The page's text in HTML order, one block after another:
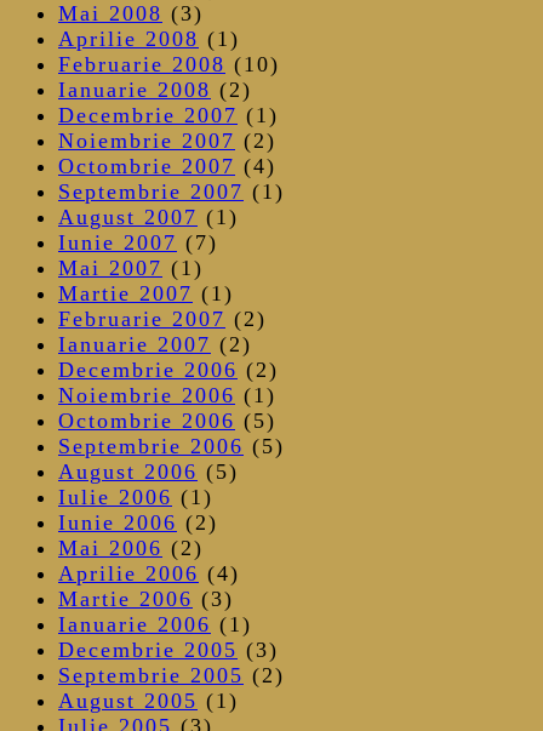
Mai 2008 (3)
Aprilie 2008 (1)
Februarie 2008 (10)
Ianuarie 2008 (2)
Decembrie 2007 (1)
Noiembrie 2007 (2)
Octombrie 2007 (4)
Septembrie 2007 (1)
August 2007 (1)
Iunie 2007 (7)
Mai 2007 (1)
Martie 2007 (1)
Februarie 2007 (2)
Ianuarie 2007 (2)
Decembrie 2006 (2)
Noiembrie 2006 (1)
Octombrie 2006 (5)
Septembrie 2006 (5)
August 2006 (5)
Iulie 2006 (1)
Iunie 2006 (2)
Mai 2006 (2)
Aprilie 2006 (4)
Martie 2006 (3)
Ianuarie 2006 (1)
Decembrie 2005 (3)
Septembrie 2005 (2)
August 2005 (1)